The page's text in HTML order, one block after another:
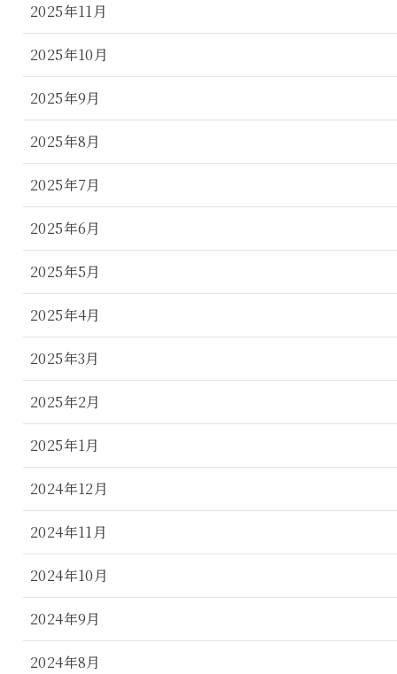
2025年11月
2025年10月
2025年9月
2025年8月
2025年7月
2025年6月
2025年5月
2025年4月
2025年3月
2025年2月
2025年1月
2024年12月
2024年11月
2024年10月
2024年9月
2024年8月